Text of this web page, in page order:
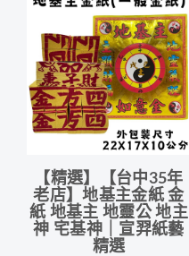
【精選】【台中35年
老店】地基主金紙 金
紙 地基主 地靈公 地主
神 宅基神｜宣羿紙藝
精選